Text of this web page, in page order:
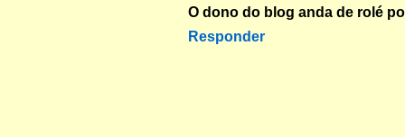
O dono do blog anda de rolé
Responder